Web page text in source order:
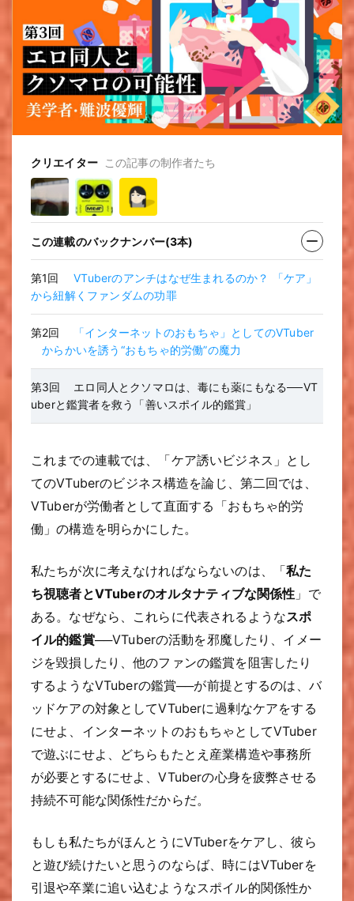
クリエイター この記事の制作者たち
この連載のバックナンバー(3本)
第1回
VTuberのアンチはなぜ生まれるのか？ 「ケア」
から紐解くファンダムの功罪
第2回
「インターネットのおもちゃ」としてのVTuber
からかいを誘う“おもちゃ的労働”の魔力
第3回
エロ同人とクソマロは、毒にも薬にもなる──VT
uberと鑑賞者を救う「善いスポイル的鑑賞」
これまでの連載では、「ケア誘いビジネス」とし
てのVTuberのビジネス構造を論じ、第二回では、
VTuberが労働者として直面する「おもちゃ的労
働」の構造を明らかにした。
私たちが次に考えなければならないのは、「私た
ち視聴者とVTuberのオルタナティブな関係性 」で
ある。なぜなら、これらに代表されるようなスポ
イル的鑑賞──VTuberの活動を邪魔したり、イメー
ジを毀損したり、他のファンの鑑賞を阻害したり
するようなVTuberの鑑賞──が前提とするのは、バ
ッドケアの対象としてVTuberに過剰なケアをする
にせよ、インターネットのおもちゃとしてVTuber
で遊ぶにせよ、どちらもたとえ産業構造や事務所
が必要とするにせよ、VTuberの心身を疲弊させる
持続不可能な関係性だからだ。
もしも私たちがほんとうにVTuberをケアし、彼ら
と遊び続けたいと思うのならば、時にはVTuberを
引退や卒業に追い込むようなスポイル的関係性か